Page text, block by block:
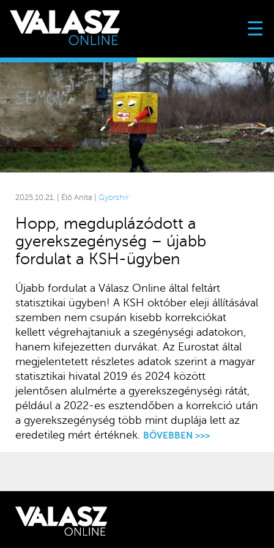
☰
2025.10.21. | Élő Anita | Gyorshír
Hopp, megduplázódott a
gyerekszegénység – újabb
fordulat a KSH-ügyben
Újabb fordulat a Válasz Online által feltárt
statisztikai ügyben! A KSH október eleji állításával
szemben nem csupán kisebb korrekciókat
kellett végrehajtaniuk a szegénységi adatokon,
hanem kifejezetten durvákat. Az Eurostat által
megjelentetett részletes adatok szerint a magyar
statisztikai hivatal 2019 és 2024 között
jelentősen alulmérte a gyerekszegénységi rátát,
például a 2022-es esztendőben a korrekció után
a gyerekszegénység több mint duplája lett az
eredetileg mért értéknek. BŐVEBBEN >>>